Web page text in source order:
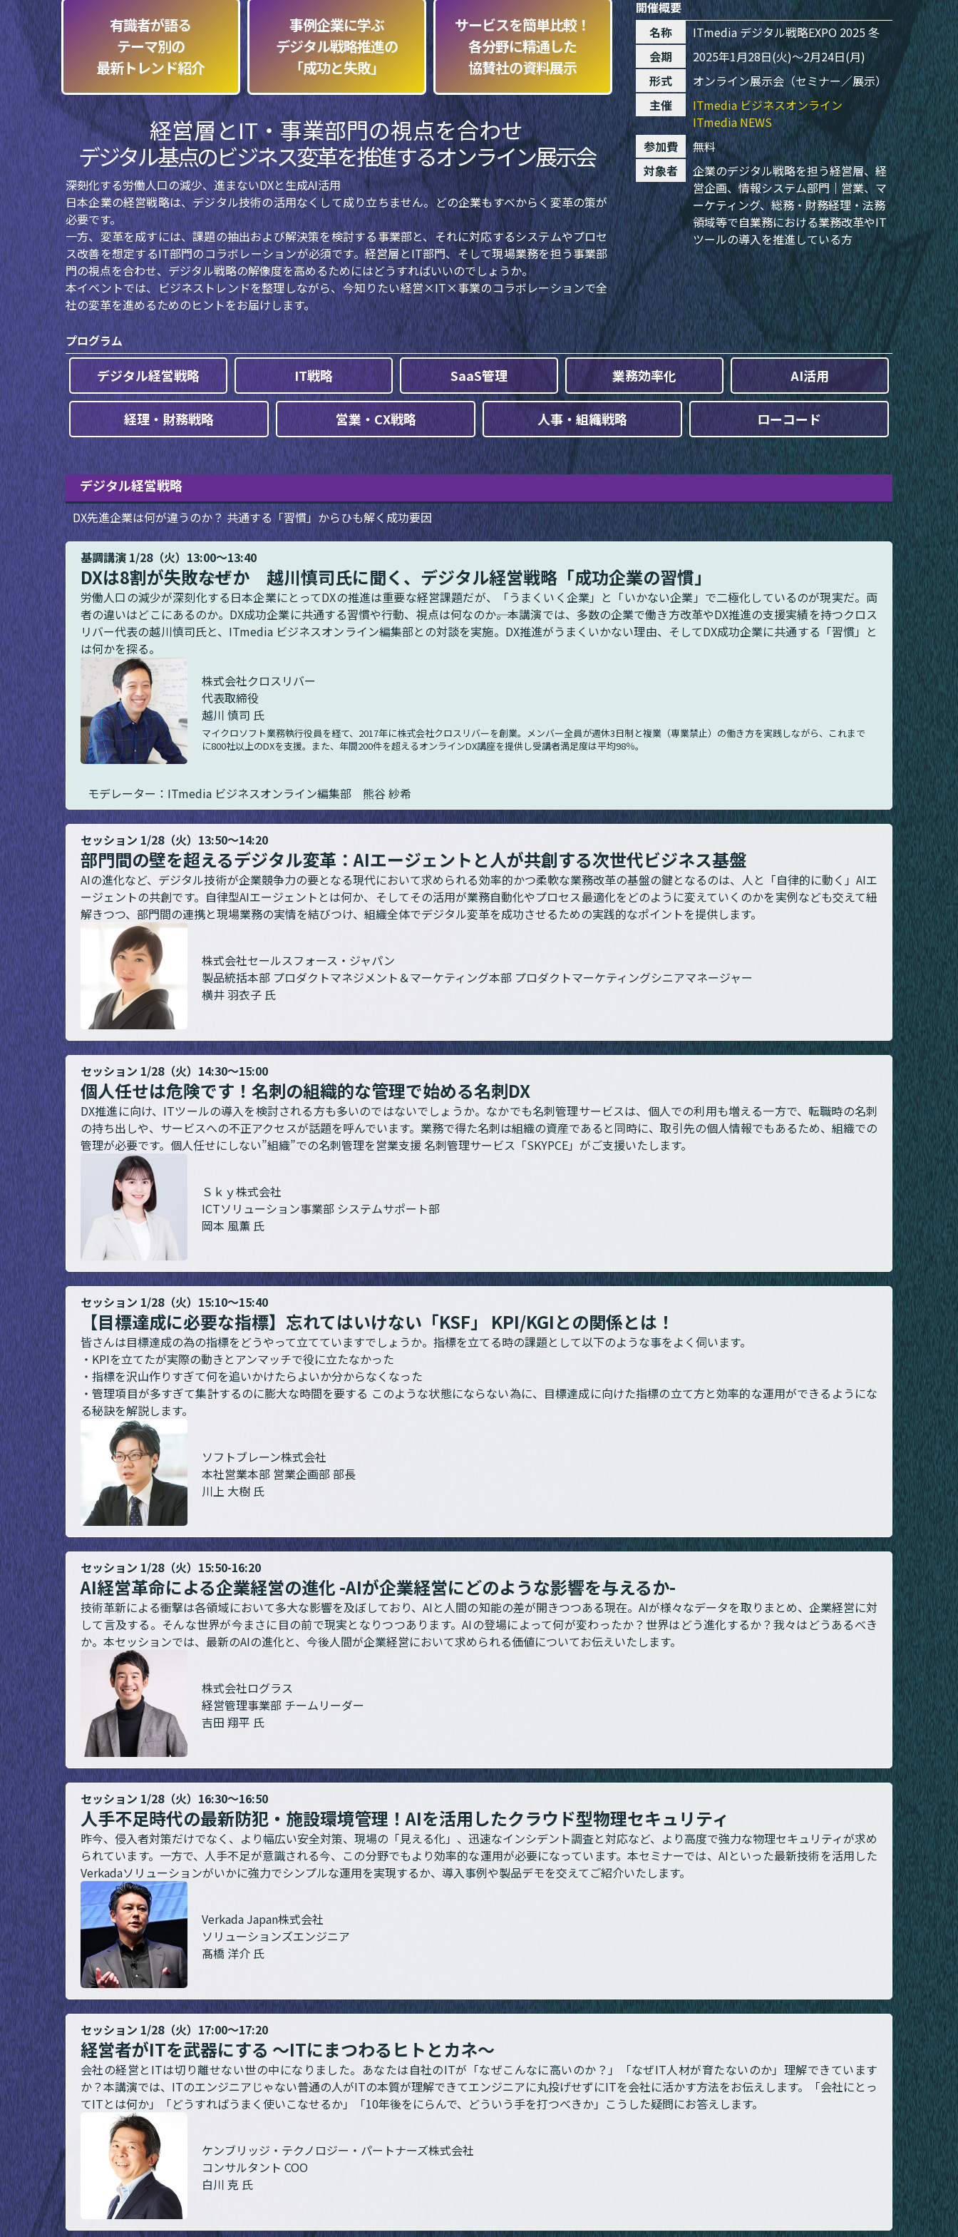
有識者が語る
テーマ別の
最新トレンド紹介
事例企業に学ぶ
デジタル戦略推進の
「成功と失敗」
サービスを簡単比較！
各分野に精通した
協賛社の資料展示
経営層とIT・事業部門の視点を合わせ
デジタル基点のビジネス変革を推進するオンライン展示会
――深刻化する労働人口の減少、進まないDXと生成AI活用
日本企業の経営戦略は、デジタル技術の活用なくして成り立ちません。どの企業もすべからく変革の策が
必要です。
一方、変革を成すには、課題の抽出および解決策を検討する事業部と、それに対応するシステムやプロセ
ス改善を想定するIT部門のコラボレーションが必須です。経営層とIT部門、そして現場業務を担う事業部
門の視点を合わせ、デジタル戦略の解像度を高めるためにはどうすればいいのでしょうか。
本イベントでは、ビジネストレンドを整理しながら、今知りたい経営×IT×事業のコラボレーションで全
社の変革を進めるためのヒントをお届けします。
開催概要
名称
ITmedia デジタル戦略EXPO 2025 冬
会期
2025年1月28日(火)～2月24日(月)
形式
オンライン展示会（セミナー／展示）
主催
ITmedia ビジネスオンライン
ITmedia NEWS
参加費
無料
対象者
企業のデジタル戦略を担う経営層、経
営企画、情報システム部門｜営業、マ
ーケティング、総務・財務経理・法務
領域等で自業務における業務改革やIT
ツールの導入を推進している方
プログラム
デジタル経営戦略 IT戦略 SaaS管理 業務効率化 AI活用
経理・財務戦略 営業・CX戦略 人事・組織戦略 ローコード
デジタル経営戦略
DX先進企業は何が違うのか？ 共通する「習慣」からひも解く成功要因
基調講演 1/28（火）13:00～13:40
DXは8割が失敗――なぜか 越川慎司氏に聞く、デジタル経営戦略「成功企業の習慣」
労働人口の減少が深刻化する日本企業にとってDXの推進は重要な経営課題だが、「うまくいく企業」と「いかない企業」で二極化しているのが現実だ。両
者の違いはどこにあるのか。DX成功企業に共通する習慣や行動、視点は何なのか――。本講演では、多数の企業で働き方改革やDX推進の支援実績を持つクロス
リバー代表の越川慎司氏と、ITmedia ビジネスオンライン編集部との対談を実施。DX推進がうまくいかない理由、そしてDX成功企業に共通する「習慣」と
は何かを探る。
株式会社クロスリバー
代表取締役
越川 慎司 氏
マイクロソフト業務執行役員を経て、2017年に株式会社クロスリバーを創業。メンバー全員が週休3日制と複業（専業禁止）の働き方を実践しながら、これまで
に800社以上のDXを支援。また、年間200件を超えるオンラインDX講座を提供し受講者満足度は平均98％。
モデレーター：ITmedia ビジネスオンライン編集部 熊谷 紗希
セッション 1/28（火）13:50～14:20
部門間の壁を超えるデジタル変革：AIエージェントと人が共創する次世代ビジネス基盤
AIの進化など、デジタル技術が企業競争力の要となる現代において求められる効率的かつ柔軟な業務改革の基盤の鍵となるのは、人と「自律的に動く」AIエ
ージェントの共創です。自律型AIエージェントとは何か、そしてその活用が業務自動化やプロセス最適化をどのように変えていくのかを実例なども交えて紐
解きつつ、部門間の連携と現場業務の実情を結びつけ、組織全体でデジタル変革を成功させるための実践的なポイントを提供します。
株式会社セールスフォース・ジャパン
製品統括本部 プロダクトマネジメント＆マーケティング本部 プロダクトマーケティングシニアマネージャー
横井 羽衣子 氏
セッション 1/28（火）14:30～15:00
個人任せは危険です！名刺の組織的な管理で始める名刺DX
DX推進に向け、ITツールの導入を検討される方も多いのではないでしょうか。なかでも名刺管理サービスは、個人での利用も増える一方で、転職時の名刺
の持ち出しや、サービスへの不正アクセスが話題を呼んでいます。業務で得た名刺は組織の資産であると同時に、取引先の個人情報でもあるため、組織での
管理が必要です。個人任せにしない”組織”での名刺管理を営業支援 名刺管理サービス「SKYPCE」がご支援いたします。
Ｓｋｙ株式会社
ICTソリューション事業部 システムサポート部
岡本 風薫 氏
セッション 1/28（火）15:10～15:40
【目標達成に必要な指標】忘れてはいけない「KSF」 KPI/KGIとの関係とは！
皆さんは目標達成の為の指標をどうやって立てていますでしょうか。指標を立てる時の課題として以下のような事をよく伺います。
・KPIを立てたが実際の動きとアンマッチで役に立たなかった
・指標を沢山作りすぎて何を追いかけたらよいか分からなくなった
・管理項目が多すぎて集計するのに膨大な時間を要する このような状態にならない為に、目標達成に向けた指標の立て方と効率的な運用ができるようにな
る秘訣を解説します。
ソフトブレーン株式会社
本社営業本部 営業企画部 部長
川上 大樹 氏
セッション 1/28（火）15:50-16:20
AI経営革命による企業経営の進化 -AIが企業経営にどのような影響を与えるか-
技術革新による衝撃は各領域において多大な影響を及ぼしており、AIと人間の知能の差が開きつつある現在。AIが様々なデータを取りまとめ、企業経営に対
して言及する。そんな世界が今まさに目の前で現実となりつつあります。AIの登場によって何が変わったか？世界はどう進化するか？我々はどうあるべき
か。本セッションでは、最新のAIの進化と、今後人間が企業経営において求められる価値についてお伝えいたします。
株式会社ログラス
経営管理事業部 チームリーダー
吉田 翔平 氏
セッション 1/28（火）16:30～16:50
人手不足時代の最新防犯・施設環境管理！AIを活用したクラウド型物理セキュリティ
昨今、侵入者対策だけでなく、より幅広い安全対策、現場の「見える化」、迅速なインシデント調査と対応など、より高度で強力な物理セキュリティが求め
られています。一方で、人手不足が意識される今、この分野でもより効率的な運用が必要になっています。本セミナーでは、AIといった最新技術を活用した
Verkadaソリューションがいかに強力でシンプルな運用を実現するか、導入事例や製品デモを交えてご紹介いたします。
Verkada Japan株式会社
ソリューションズエンジニア
髙橋 洋介 氏
セッション 1/28（火）17:00～17:20
経営者がITを武器にする ～ITにまつわるヒトとカネ～
会社の経営とITは切り離せない世の中になりました。あなたは自社のITが「なぜこんなに高いのか？」「なぜIT人材が育たないのか」理解できています
か？本講演では、ITのエンジニアじゃない普通の人がITの本質が理解できてエンジニアに丸投げせずにITを会社に活かす方法をお伝えします。「会社にとっ
てITとは何か」「どうすればうまく使いこなせるか」「10年後をにらんで、どういう手を打つべきか」こうした疑問にお答えします。
ケンブリッジ・テクノロジー・パートナーズ株式会社
コンサルタント COO
白川 克 氏